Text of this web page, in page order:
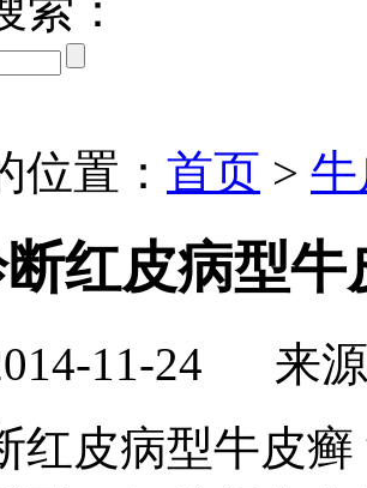
位置： 首页 >
红皮病型牛
11-24 来
红皮病型牛皮